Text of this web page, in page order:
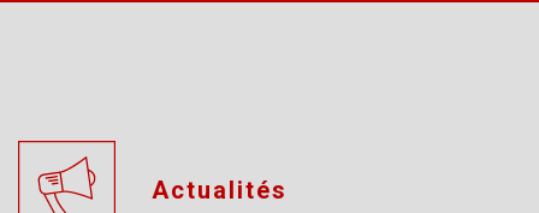
Actualités